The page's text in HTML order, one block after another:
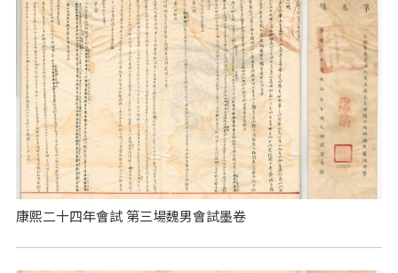
康熙二十四年會試 第三場魏男會試墨卷